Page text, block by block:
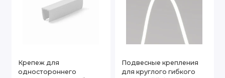
Светодиодный гибкий неон
Термостойкая светодиодная лента
Цветная LED лента
Крепеж для
одностороннего
Подвесные крепления
для круглого гибкого